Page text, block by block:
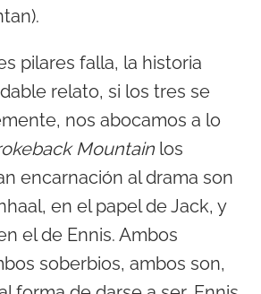
pilares falla, la historia
relato, si los tres se
nos abocamos a lo
Mountain los
encarnación al drama son
en el papel de Jack, y
el de Ennis. Ambos
soberbios, ambos son,